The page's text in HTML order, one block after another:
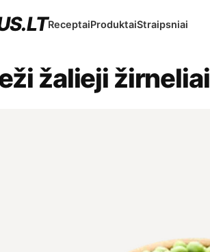
ReceptaiProduktaiStraipsniai
žalieji žirneliai